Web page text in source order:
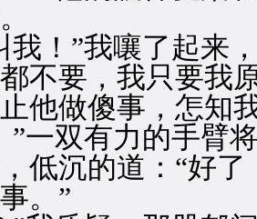
”我嚷了起来，
不要，我只要我
他做傻事，怎知
双有力的手臂将
低沉的道：“好
。”